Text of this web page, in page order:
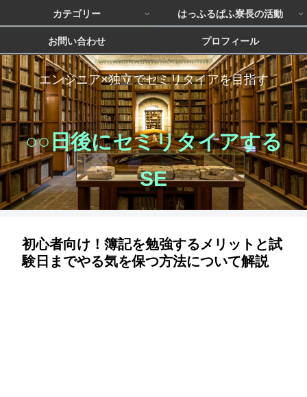
エンジニア×独立でセミリタイアを目指す
○○日後にセミリタイアする
SE
カテゴリー はっふるぱふ寮長の活動
お問い合わせ プロフィール
初心者向け！簿記を勉強するメリットと試
験日までやる気を保つ方法について解説